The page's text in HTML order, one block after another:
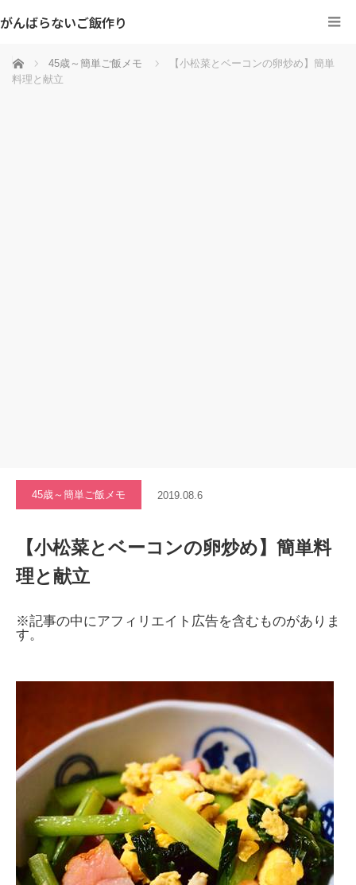
がんばらないご飯作り
ホーム 45歳～簡単ご飯メモ
【小松菜とベーコンの卵炒め】簡単
料理と献立
45歳～簡単ご飯メモ 2019.08.6
【小松菜とベーコンの卵炒め】簡単料
理と献立
※記事の中にアフィリエイト広告を含むものがありま
す。